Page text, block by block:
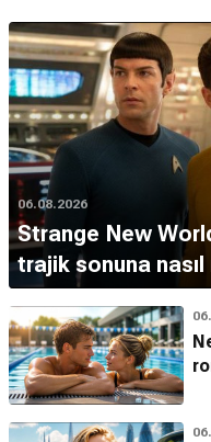
06.08.2026
Strange New
trajik sonuna nasıl